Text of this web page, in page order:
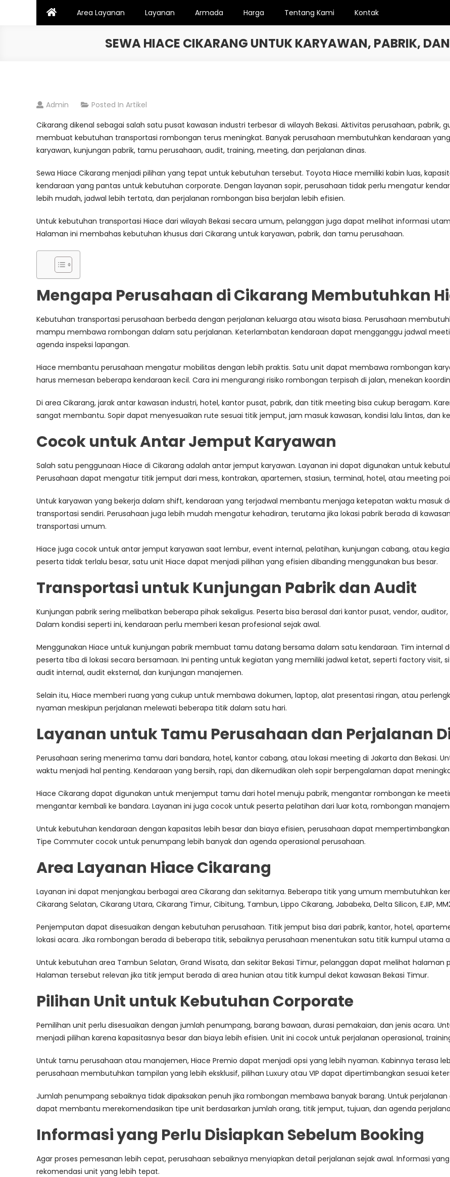
Area Layanan Layanan Armada Harga Tentang Kami Kontak
SEWA HIACE CIKARANG UNTUK KARYAWAN, PABRIK,
Admin Posted In Artikel
Cikarang dikenal sebagai salah satu pusat kawasan industri terbesar di wilayah Bekasi. Aktivitas perusahaan, pabrik,
membuat kebutuhan transportasi rombongan terus meningkat. Banyak perusahaan membutuhkan kendaraan
karyawan, kunjungan pabrik, tamu perusahaan, audit, training, meeting, dan perjalanan dinas.
Sewa Hiace Cikarang menjadi pilihan yang tepat untuk kebutuhan tersebut. Toyota Hiace memiliki kabin luas,
kendaraan yang pantas untuk kebutuhan corporate. Dengan layanan sopir, perusahaan tidak perlu mengatur
lebih mudah, jadwal lebih tertata, dan perjalanan rombongan bisa berjalan lebih efisien.
Untuk kebutuhan transportasi Hiace dari wilayah Bekasi secara umum, pelanggan juga dapat melihat informasi
Halaman ini membahas kebutuhan khusus dari Cikarang untuk karyawan, pabrik, dan tamu perusahaan.
Mengapa Perusahaan di Cikarang Membutuhkan
Kebutuhan transportasi perusahaan berbeda dengan perjalanan keluarga atau wisata biasa. Perusahaan
mampu membawa rombongan dalam satu perjalanan. Keterlambatan kendaraan dapat mengganggu jadwal
agenda inspeksi lapangan.
Hiace membantu perusahaan mengatur mobilitas dengan lebih praktis. Satu unit dapat membawa rombongan
harus memesan beberapa kendaraan kecil. Cara ini mengurangi risiko rombongan terpisah di jalan, menekan
Di area Cikarang, jarak antar kawasan industri, hotel, kantor pusat, pabrik, dan titik meeting bisa cukup beragam.
sangat membantu. Sopir dapat menyesuaikan rute sesuai titik jemput, jam masuk kawasan, kondisi lalu lintas, dan
Cocok untuk Antar Jemput Karyawan
Salah satu penggunaan Hiace di Cikarang adalah antar jemput karyawan. Layanan ini dapat digunakan untuk
Perusahaan dapat mengatur titik jemput dari mess, kontrakan, apartemen, stasiun, terminal, hotel, atau meeting
Untuk karyawan yang bekerja dalam shift, kendaraan yang terjadwal membantu menjaga ketepatan waktu masuk
transportasi sendiri. Perusahaan juga lebih mudah mengatur kehadiran, terutama jika lokasi pabrik berada di
transportasi umum.
Hiace juga cocok untuk antar jemput karyawan saat lembur, event internal, pelatihan, kunjungan cabang, atau
peserta tidak terlalu besar, satu unit Hiace dapat menjadi pilihan yang efisien dibanding menggunakan bus besar.
Transportasi untuk Kunjungan Pabrik dan Audit
Kunjungan pabrik sering melibatkan beberapa pihak sekaligus. Peserta bisa berasal dari kantor pusat, vendor,
Dalam kondisi seperti ini, kendaraan perlu memberi kesan profesional sejak awal.
Menggunakan Hiace untuk kunjungan pabrik membuat tamu datang bersama dalam satu kendaraan. Tim internal
peserta tiba di lokasi secara bersamaan. Ini penting untuk kegiatan yang memiliki jadwal ketat, seperti factory visit,
audit internal, audit eksternal, dan kunjungan manajemen.
Selain itu, Hiace memberi ruang yang cukup untuk membawa dokumen, laptop, alat presentasi ringan, atau
nyaman meskipun perjalanan melewati beberapa titik dalam satu hari.
Layanan untuk Tamu Perusahaan dan Perjalanan
Perusahaan sering menerima tamu dari bandara, hotel, kantor cabang, atau lokasi meeting di Jakarta dan Bekasi.
waktu menjadi hal penting. Kendaraan yang bersih, rapi, dan dikemudikan oleh sopir berpengalaman dapat
Hiace Cikarang dapat digunakan untuk menjemput tamu dari hotel menuju pabrik, mengantar rombongan ke
mengantar kembali ke bandara. Layanan ini juga cocok untuk peserta pelatihan dari luar kota, rombongan
Untuk kebutuhan kendaraan dengan kapasitas lebih besar dan biaya efisien, perusahaan dapat mempertimbangkan
Tipe Commuter cocok untuk penumpang lebih banyak dan agenda operasional perusahaan.
Area Layanan Hiace Cikarang
Layanan ini dapat menjangkau berbagai area Cikarang dan sekitarnya. Beberapa titik yang umum membutuhkan
Cikarang Selatan, Cikarang Utara, Cikarang Timur, Cibitung, Tambun, Lippo Cikarang, Jababeka, Delta Silicon, EJIP,
Penjemputan dapat disesuaikan dengan kebutuhan perusahaan. Titik jemput bisa dari pabrik, kantor, hotel,
lokasi acara. Jika rombongan berada di beberapa titik, sebaiknya perusahaan menentukan satu titik kumpul utama
Untuk kebutuhan area Tambun Selatan, Grand Wisata, dan sekitar Bekasi Timur, pelanggan dapat melihat halaman
Halaman tersebut relevan jika titik jemput berada di area hunian atau titik kumpul dekat kawasan Bekasi Timur.
Pilihan Unit untuk Kebutuhan Corporate
Pemilihan unit perlu disesuaikan dengan jumlah penumpang, barang bawaan, durasi pemakaian, dan jenis acara.
menjadi pilihan karena kapasitasnya besar dan biaya lebih efisien. Unit ini cocok untuk perjalanan operasional,
Untuk tamu perusahaan atau manajemen, Hiace Premio dapat menjadi opsi yang lebih nyaman. Kabinnya terasa
perusahaan membutuhkan tampilan yang lebih eksklusif, pilihan Luxury atau VIP dapat dipertimbangkan sesuai
Jumlah penumpang sebaiknya tidak dipaksakan penuh jika rombongan membawa banyak barang. Untuk
dapat membantu merekomendasikan tipe unit berdasarkan jumlah orang, titik jemput, tujuan, dan agenda
Informasi yang Perlu Disiapkan Sebelum Booking
Agar proses pemesanan lebih cepat, perusahaan sebaiknya menyiapkan detail perjalanan sejak awal. Informasi
rekomendasi unit yang lebih tepat.